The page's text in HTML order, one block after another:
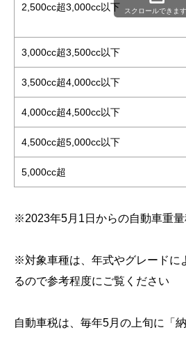
2,500cc超3,000cc以下
3,000cc超3,500cc以下
3,500cc超4,000cc以下
4,000cc超4,500cc以下
4,500cc超5,000cc以下
5,000cc超
スクロールできます
※2023年5月1日からの自動車重
※対象車種は、年式やグレードに
るので参考程度にご覧ください
自動車税は、毎年5月の上旬に「